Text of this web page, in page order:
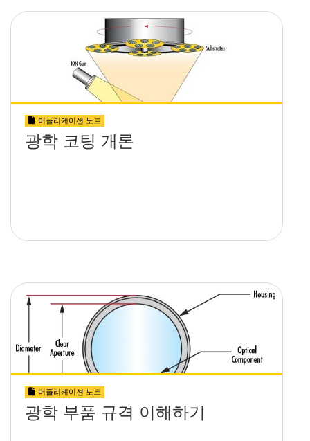
어플리케이션 노트
광학 코팅 개론
어플리케이션 노트
광학 부품 규격 이해하기